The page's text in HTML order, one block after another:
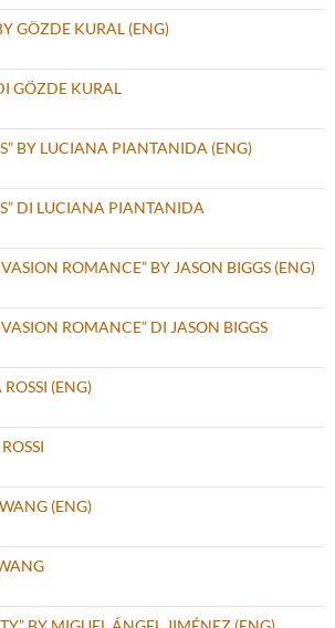
GÖZDE KURAL (ENG)
GÖZDE KURAL
BY LUCIANA PIANTANIDA (ENG)
DI LUCIANA PIANTANIDA
ROMANCE” BY JASON BIGGS (ENG)
ROMANCE” DI JASON BIGGS
(ENG)
(ENG)